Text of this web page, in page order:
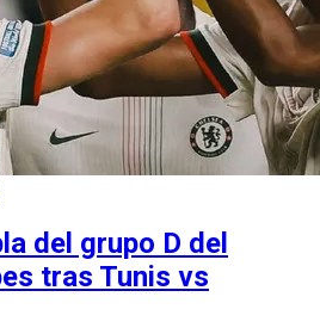
del grupo D del
tras Tunis vs